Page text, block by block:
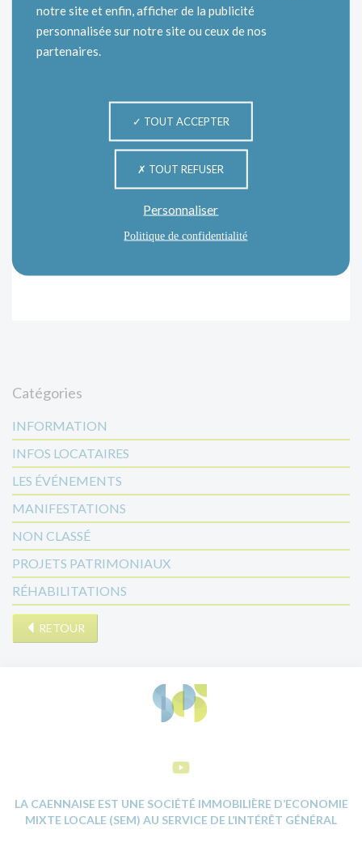
Catégories
INFORMATION
INFOS LOCATAIRES
LES ÉVÉNEMENTS
MANIFESTATIONS
NON CLASSÉ
PROJETS PATRIMONIAUX
RÉHABILITATIONS
RETOUR
LA CAENNAISE EST UNE SOCIÉTÉ IMMOBILIÈRE D’ECONOMIE
MIXTE LOCALE (SEM) AU SERVICE DE L’INTÉRÊT GÉNÉRAL
notre site et enfin, afficher de la publicité
personnalisée sur notre site ou ceux de nos
partenaires.
TOUT ACCEPTER
TOUT REFUSER
Personnaliser
Politique de confidentialité